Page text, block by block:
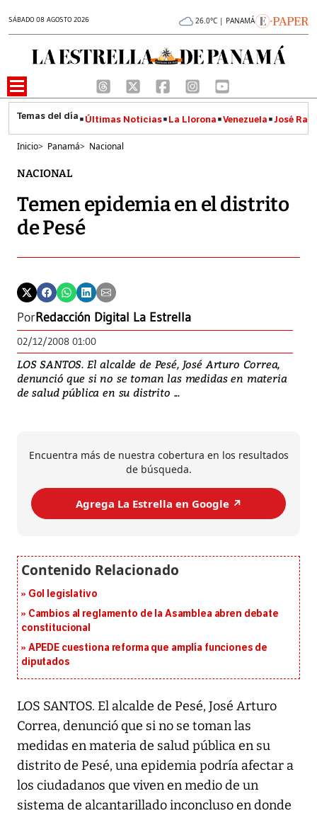
SÁBADO 08 AGOSTO 2026 26.0°C | PANAMÁ
Últimas Noticias La Llorona Venezuela José
Inicio> Panamá> Nacional
NACIONAL
Temen epidemia en el distrito
de Pesé
PorRedacción Digital La Estrella
02/12/2008 01:00
LOS SANTOS. El alcalde de Pesé, José Arturo Correa,
denunció que si no se toman las medidas en materia
de salud pública en su distrito ...
Encuentra más de nuestra cobertura en los resultados
de búsqueda.
Agrega La Estrella en Google ↗️
Gol legislativo
Cambios al reglamento de la Asamblea abren debate
constitucional
APEDE cuestiona reforma que amplía funciones de
diputados
LOS SANTOS. El alcalde de Pesé, José Arturo
Correa, denunció que si no se toman las
medidas en materia de salud pública en su
distrito de Pesé, una epidemia podría afectar a
los ciudadanos que viven en medio de un
sistema de alcantarillado inconcluso en donde